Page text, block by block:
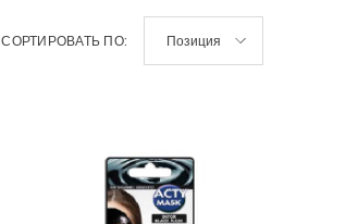
СОРТИРОВАТЬ ПО: Позиция